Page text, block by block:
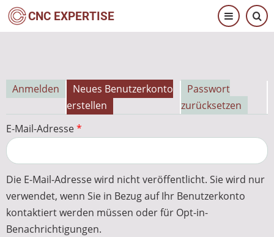
Direkt
zum
CNC EXPERTISE
Primäre
Reiter
Anmelden
Neues Benutzerkonto
erstellen
Passwort
zurücksetzen
E-Mail-Adresse
Die E-Mail-Adresse wird nicht veröffentlicht. Sie wird nur
verwendet, wenn Sie in Bezug auf Ihr Benutzerkonto
kontaktiert werden müssen oder für Opt-in-
Benachrichtigungen.